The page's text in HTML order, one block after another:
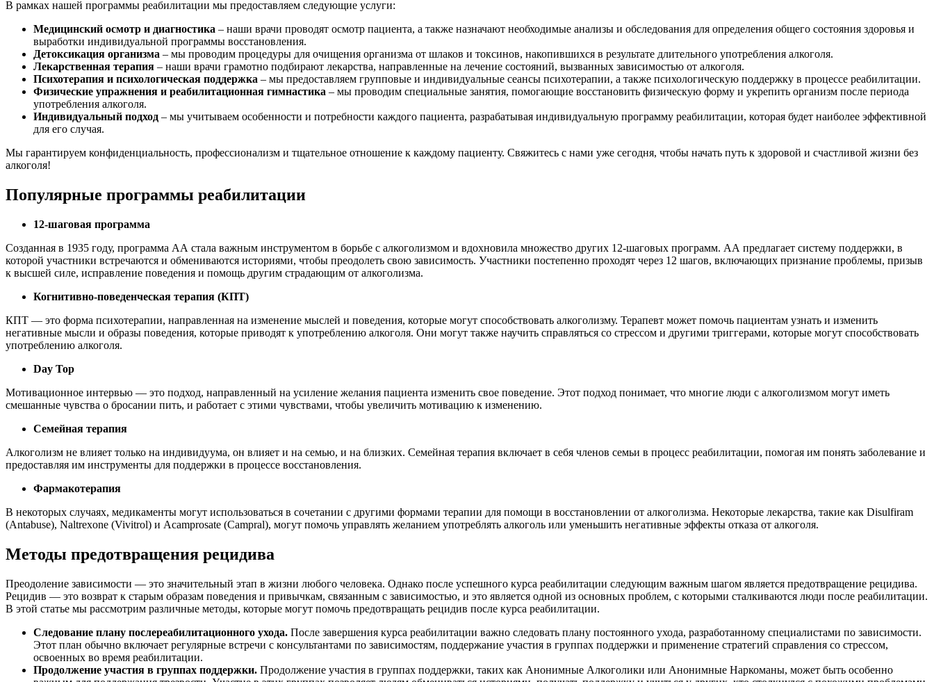
В рамках нашей программы реабилитации мы предоставляем следующие услуги:
Медицинский осмотр и диагностика – наши врачи проводят осмотр пациента, а также назначают необходимые анализы и обследования для определения общего состояния здоровья и
выработки индивидуальной программы восстановления.
Детоксикация организма – мы проводим процедуры для очищения организма от шлаков и токсинов, накопившихся в результате длительного употребления алкоголя.
Лекарственная терапия – наши врачи грамотно подбирают лекарства, направленные на лечение состояний, вызванных зависимостью от алкоголя.
Психотерапия и психологическая поддержка – мы предоставляем групповые и индивидуальные сеансы психотерапии, а также психологическую поддержку в процессе реабилитации.
Физические упражнения и реабилитационная гимнастика – мы проводим специальные занятия, помогающие восстановить физическую форму и укрепить организм после периода
употребления алкоголя.
Индивидуальный подход – мы учитываем особенности и потребности каждого пациента, разрабатывая индивидуальную программу реабилитации, которая будет наиболее эффективной
для его случая.
Мы гарантируем конфиденциальность, профессионализм и тщательное отношение к каждому пациенту. Свяжитесь с нами уже сегодня, чтобы начать путь к здоровой и счастливой жизни без
алкоголя!
Популярные программы реабилитации
12-шаговая программа
Созданная в 1935 году, программа АА стала важным инструментом в борьбе с алкоголизмом и вдохновила множество других 12-шаговых программ. АА предлагает систему поддержки, в
которой участники встречаются и обмениваются историями, чтобы преодолеть свою зависимость. Участники постепенно проходят через 12 шагов, включающих признание проблемы, призыв
к высшей силе, исправление поведения и помощь другим страдающим от алкоголизма.
Когнитивно-поведенческая терапия (КПТ)
КПТ — это форма психотерапии, направленная на изменение мыслей и поведения, которые могут способствовать алкоголизму. Терапевт может помочь пациентам узнать и изменить
негативные мысли и образы поведения, которые приводят к употреблению алкоголя. Они могут также научить справляться со стрессом и другими триггерами, которые могут способствовать
употреблению алкоголя.
Day Top
Мотивационное интервью — это подход, направленный на усиление желания пациента изменить свое поведение. Этот подход понимает, что многие люди с алкоголизмом могут иметь
смешанные чувства о бросании пить, и работает с этими чувствами, чтобы увеличить мотивацию к изменению.
Семейная терапия
Алкоголизм не влияет только на индивидуума, он влияет и на семью, и на близких. Семейная терапия включает в себя членов семьи в процесс реабилитации, помогая им понять заболевание и
предоставляя им инструменты для поддержки в процессе восстановления.
Фармакотерапия
В некоторых случаях, медикаменты могут использоваться в сочетании с другими формами терапии для помощи в восстановлении от алкоголизма. Некоторые лекарства, такие как Disulfiram
(Antabuse), Naltrexone (Vivitrol) и Acamprosate (Campral), могут помочь управлять желанием употреблять алкоголь или уменьшить негативные эффекты отказа от алкоголя.
Методы предотвращения рецидива
Преодоление зависимости — это значительный этап в жизни любого человека. Однако после успешного курса реабилитации следующим важным шагом является предотвращение рецидива.
Рецидив — это возврат к старым образам поведения и привычкам, связанным с зависимостью, и это является одной из основных проблем, с которыми сталкиваются люди после реабилитации.
В этой статье мы рассмотрим различные методы, которые могут помочь предотвращать рецидив после курса реабилитации.
Следование плану послереабилитационного ухода. После завершения курса реабилитации важно следовать плану постоянного ухода, разработанному специалистами по зависимости.
Этот план обычно включает регулярные встречи с консультантами по зависимостям, поддержание участия в группах поддержки и применение стратегий справления со стрессом,
освоенных во время реабилитации.
Продолжение участия в группах поддержки. Продолжение участия в группах поддержки, таких как Анонимные Алкоголики или Анонимные Наркоманы, может быть особенно